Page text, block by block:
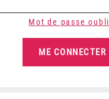
Mot de passe